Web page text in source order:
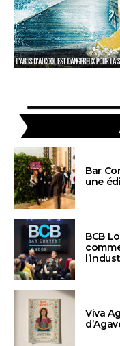
Bar
une
BCB
Viva